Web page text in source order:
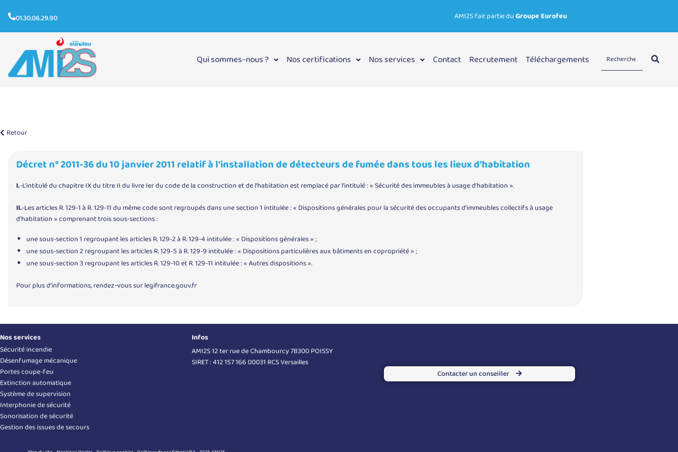
01.30.06.29.90 AMI2S fait partie duGroupe Eurofeu
Qui sommes-nous ? Nos certifications Nos services Contact Recrutement Téléchargements
Retour
Décret n° 2011-36 du 10 janvier 2011 relatif à l'installation de détecteurs de fumée dans tous les lieux d'habitation
I.-L’intitulé du chapitre IX du titre II du livre Ier du code de la construction et de l’habitation est remplacé par l’intitulé : « Sécurité des immeubles à usage d’habitation ».
II.-Les articles R. 129-1 à R. 129-11 du même code sont regroupés dans une section 1 intitulée : « Dispositions générales pour la sécurité des occupants d’immeubles collectifs à usage
d’habitation » comprenant trois sous-sections :
une sous-section 1 regroupant les articles R. 129-2 à R. 129-4 intitulée : « Dispositions générales » ;
une sous-section 2 regroupant les articles R. 129-5 à R. 129-9 intitulée : « Dispositions particulières aux bâtiments en copropriété » ;
une sous-section 3 regroupant les articles R. 129-10 et R. 129-11 intitulée : « Autres dispositions ».
Pour plus d’informations, rendez-vous surlegifrance.gouv.fr
Nos services
Sécurité incendie
Désenfumage mécanique
Portes coupe-feu
Extinction automatique
Système de supervision
Interphonie de sécurité
Sonorisation de sécurité
Gestion des issues de secours
Infos
AMI2S 12 ter rue de Chambourcy 78300 POISSY
SIRET : 412 157 166 00031 RCS Versailles
Contacter un conseiller